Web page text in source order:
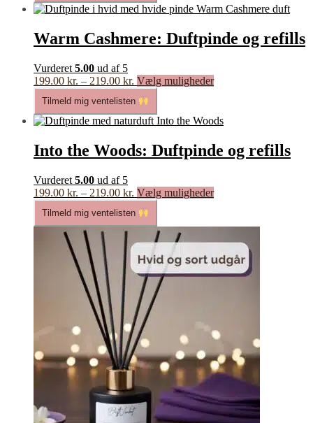
219.00 kr.
flere
Mulighederne
kan
varesiden
Warm Cashmere: Duftpinde og refills
Vurderet 5.00 ud af 5
199.00 kr. – 219.00 kr. Prisinterval:
199.00 kr.
til
219.00 kr.
Vælg mulighederDette
flere
Mulighederne
kan
varesiden
Tilmeld mig ventelisten
Into the Woods: Duftpinde og refills
Vurderet 5.00 ud af 5
199.00 kr. – 219.00 kr. Prisinterval:
199.00 kr.
til
219.00 kr.
Vælg mulighederDette
flere
varianter.
Mulighederne
kan
vælges
Tilmeld mig ventelisten